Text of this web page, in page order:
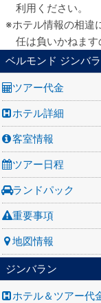
利用ください。
ホテル情報の相違
任は負いかねます
ベルモンド ジンバ
ツアー代金
ホテル詳細
客室情報
ツアー日程
ランドパック
重要事項
地図情報
ジンバラン
ホテル＆ツアー代